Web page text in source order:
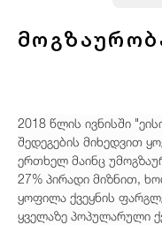
2018 წლის ივნისში
შედეგების მიხედვით
ერთხელ მაინც
27% პირადი მიზნით,
ყოფილა ქვეყნის
ყველაზე პოპულარული